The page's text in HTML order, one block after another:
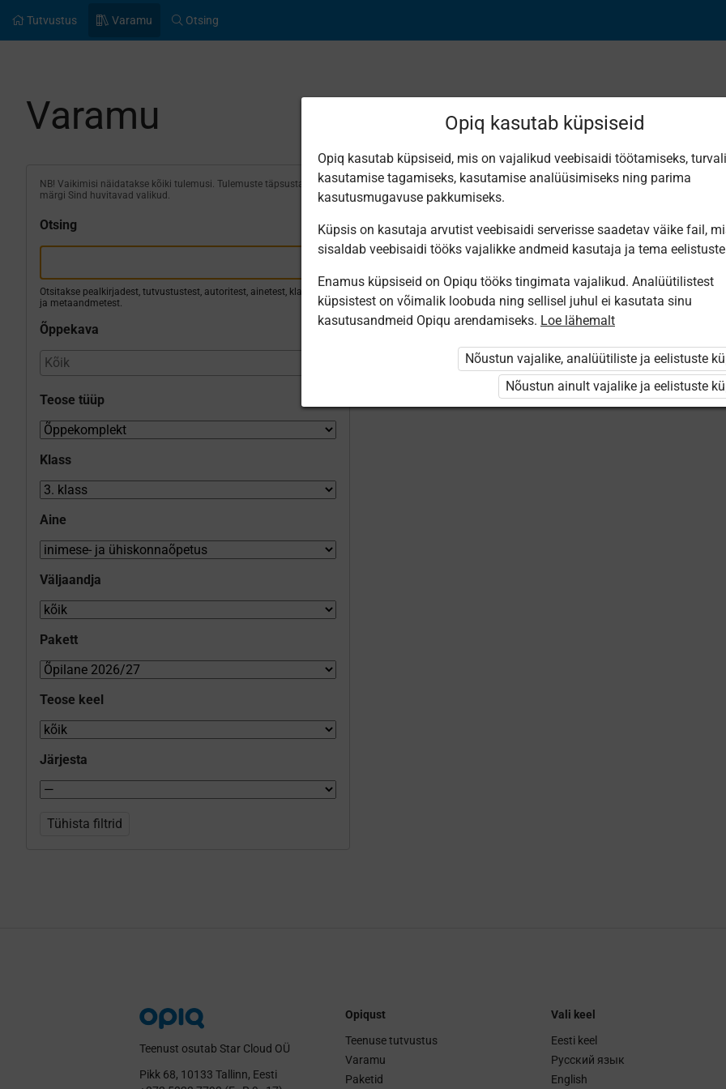
Tutvustus Varamu Otsing
Varamu
NB! Vaikimisi näidatakse kõiki tulemusi. Tulemuste täpsustamiseks
märgi Sind huvitavad valikud.
Otsing
Otsitakse pealkirjadest, tutvustustest, autoritest, ainetest, klassidest
ja metaandmetest.
Õppekava
Teose tüüp
Klass
Aine
Väljaandja
Pakett
Teose keel
Järjesta
Tühista filtrid
Leiti 2 vastet
Pärimusmuusika
Keskus MTÜ
Koolibri
Наш мир.
Человеко­
класс
Teenust osutab Star Cloud OÜ
Pikk 68, 10133 Tallinn, Eesti
Opiqust
Teenuse tutvustus
Varamu
Paketid
Vali keel
Eesti keel
Русский язык
English
Opiq kasutab küpsiseid
Opiq kasutab küpsiseid, mis on vajalikud veebisaidi töötamiseks,
kasutamise tagamiseks, kasutamise analüüsimiseks ning parima
kasutusmugavuse pakkumiseks.
Küpsis on kasutaja arvutist veebisaidi serverisse saadetav väike fail,
sisaldab veebisaidi tööks vajalikke andmeid kasutaja ja tema
Enamus küpsiseid on Opiqu tööks tingimata vajalikud. Analüütilistest
küpsistest on võimalik loobuda ning sellisel juhul ei kasutata sinu
kasutusandmeid Opiqu arendamiseks. Loe lähemalt
Nõustun vajalike, analüütiliste ja eelistuste
Nõustun ainult vajalike ja eelistuste